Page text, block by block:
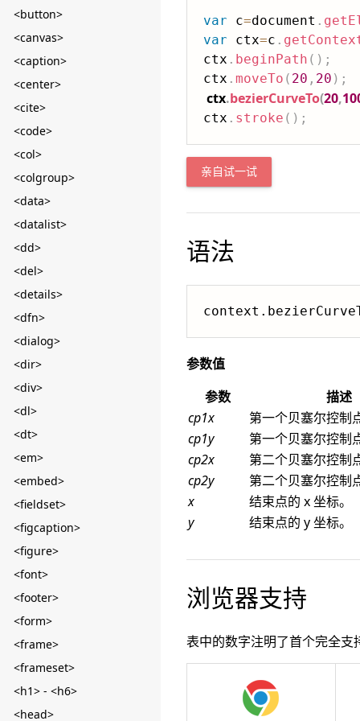
<button>
<canvas>
<caption>
<center>
<cite>
<code>
<col>
<colgroup>
<data>
<datalist>
<dd>
<del>
<details>
<dfn>
<dialog>
<dir>
<div>
<dl>
<dt>
<em>
<embed>
<fieldset>
<figcaption>
<figure>
<font>
<footer>
<form>
<frame>
<frameset>
<h1> - <h6>
<head>
var c=document .
var ctx=c .
ctx . beginPath ( ) ;
ctx . moveTo ( 20 , 20 ) ;
ctx.bezierCurveTo(20,
ctx . stroke ( ) ;
亲自试一试
语法
参数值
参数
描述
cp1x
第一个贝塞尔控制
cp1y
第一个贝塞尔控制
cp2x
第二个贝塞尔控制
cp2y
第二个贝塞尔控制
x
结束点的 x 坐标。
y
结束点的 y 坐标。
浏览器支持
表中的数字注明了首个完全支